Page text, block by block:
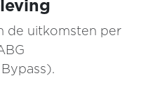
de uitkomsten per